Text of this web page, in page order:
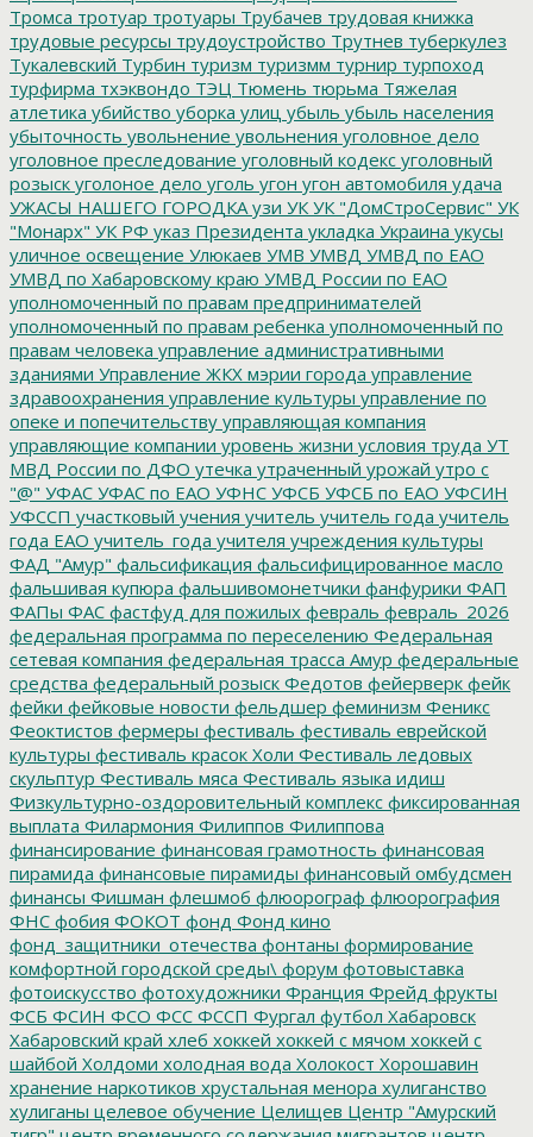
Тромса тротуар тротуары Трубачев трудовая книжка
трудовые ресурсы трудоустройство Трутнев туберкулез
Тукалевский Турбин туризм туризмм турнир турпоход
турфирма тхэквондо ТЭЦ Тюмень тюрьма Тяжелая
атлетика убийство уборка улиц убыль убыль населения
убыточность увольнение увольнения уголовное дело
уголовное преследование уголовный кодекс уголовный
розыск уголоное дело уголь угон угон автомобиля удача
УЖАСЫ НАШЕГО ГОРОДКА узи УК УК "ДомСтроСервис" УК
"Монарх" УК РФ указ Президента укладка Украина укусы
уличное освещение Улюкаев УМВ УМВД УМВД по ЕАО
УМВД по Хабаровскому краю УМВД России по ЕАО
уполномоченный по правам предпринимателей
уполномоченный по правам ребенка уполномоченный по
правам человека управление административными
зданиями Управление ЖКХ мэрии города управление
здравоохранения управление культуры управление по
опеке и попечительству управляющая компания
управляющие компании уровень жизни условия труда УТ
МВД России по ДФО утечка утраченный урожай утро с
"@" УФАС УФАС по ЕАО УФНС УФСБ УФСБ по ЕАО УФСИН
УФССП участковый учения учитель учитель года учитель
года ЕАО учитель_года учителя учреждения культуры
ФАД "Амур" фальсификация фальсифицированное масло
фальшивая купюра фальшивомонетчики фанфурики ФАП
ФАПы ФАС фастфуд для пожилых февраль февраль_2026
федеральная программа по переселению Федеральная
сетевая компания федеральная трасса Амур федеральные
средства федеральный розыск Федотов фейерверк фейк
фейки фейковые новости фельдшер феминизм Феникс
Феоктистов фермеры фестиваль фестиваль еврейской
культуры фестиваль красок Холи Фестиваль ледовых
скульптур Фестиваль мяса Фестиваль языка идиш
Физкультурно-оздоровительный комплекс фиксированная
выплата Филармония Филиппов Филиппова
финансирование финансовая грамотность финансовая
пирамида финансовые пирамиды финансовый омбудсмен
финансы Фишман флешмоб флюорограф флюорография
ФНС фобия ФОКОТ фонд Фонд кино
фонд_защитники_отечества фонтаны формирование
комфортной городской среды\ форум фотовыставка
фотоискусство фотохудожники Франция Фрейд фрукты
ФСБ ФСИН ФСО ФСС ФССП Фургал футбол Хабаровск
Хабаровский край хлеб хоккей хоккей с мячом хоккей с
шайбой Холдоми холодная вода Холокост Хорошавин
хранение наркотиков хрустальная менора хулиганство
хулиганы целевое обучение Целищев Центр "Амурский